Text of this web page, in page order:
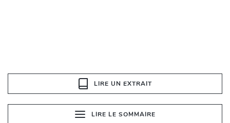
LIRE UN EXTRAIT
LIRE LE SOMMAIRE